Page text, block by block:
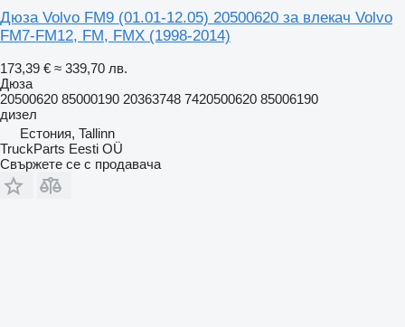
Дюза Volvo FM9 (01.01-12.05) 20500620 за влекач Volvo
FM7-FM12, FM, FMX (1998-2014)
173,39 € ≈ 339,70 лв.
Дюза
20500620 85000190 20363748 7420500620 85006190
дизел
Естония, Tallinn
TruckParts Eesti OÜ
Свържете се с продавача